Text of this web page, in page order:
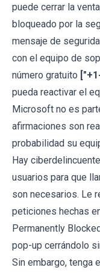
puede cerrar la
bloqueado por la
mensaje de
con el equipo de
número gratuito
pueda reactivar el
Microsoft no es
afirmaciones son
probabilidad su
Hay
usuarios para que
son necesarios. Le
peticiones hechas
Permanently
pop-up cerrándolo
Sin embargo, tenga